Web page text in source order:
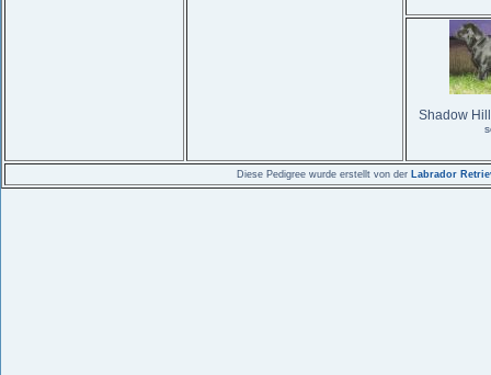
Shadow
Diese Pedigree wurde erstellt von der Labrador